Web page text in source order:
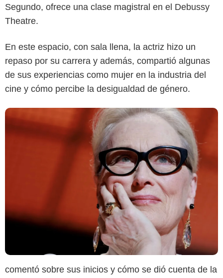
Segundo, ofrece una clase magistral en el Debussy
Theatre.
En este espacio, con sala llena, la actriz hizo un
repaso por su carrera y además, compartió algunas
de sus experiencias como mujer en la industria del
cine y cómo percibe la desigualdad de género.
comentó sobre sus inicios y cómo se dió cuenta de la